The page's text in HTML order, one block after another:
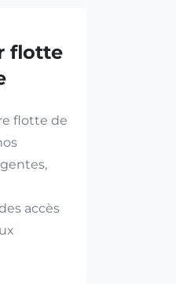
flotte
flotte de
accès